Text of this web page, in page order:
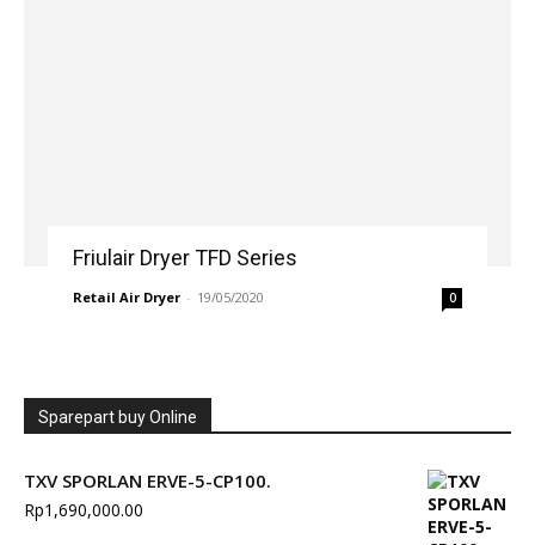
Friulair Dryer TFD Series
Retail Air Dryer - 19/05/2020 0
Sparepart buy Online
TXV SPORLAN ERVE-5-CP100.
Rp1,690,000.00